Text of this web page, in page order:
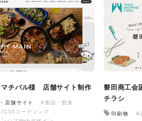
マチバル様 店舗サイト制作
店舗サイト
#食品・飲食
CSSコーディング
磐田商工会
チラシ
印刷物 #